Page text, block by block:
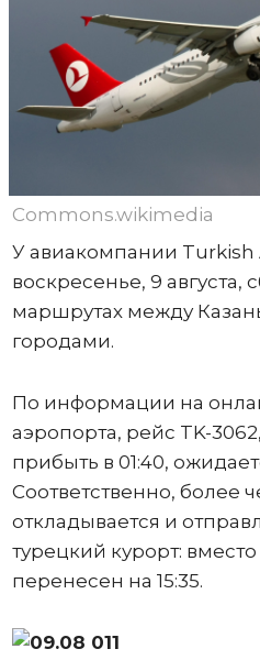
Commons.wikimedia
У авиакомпании Turkish
воскресенье, 9 августа,
маршрутах между
городами.
По информации на
аэропорта, рейс TK-
прибыть в 01:40,
Соответственно, более
откладывается и
турецкий курорт:
перенесен на 15:35.